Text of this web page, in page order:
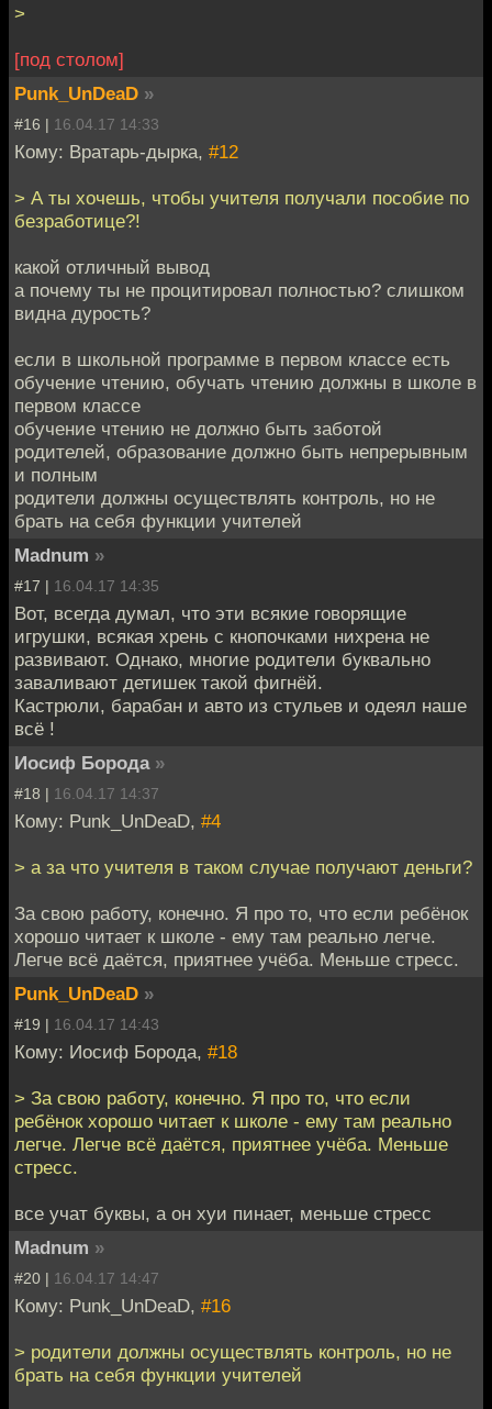
>
[под столом]
Punk_UnDeaD »
#16 | 16.04.17 14:33
Кому: Вратарь-дырка, #12
> А ты хочешь, чтобы учителя получали пособие по
безработице?!
какой отличный вывод
а почему ты не процитировал полностью? слишком
видна дурость?
если в школьной программе в первом классе есть
обучение чтению, обучать чтению должны в школе в
первом классе
обучение чтению не должно быть заботой
родителей, образование должно быть непрерывным
и полным
родители должны осуществлять контроль, но не
брать на себя функции учителей
Madnum »
#17 | 16.04.17 14:35
Вот, всегда думал, что эти всякие говорящие
игрушки, всякая хрень с кнопочками нихрена не
развивают. Однако, многие родители буквально
заваливают детишек такой фигнёй.
Кастрюли, барабан и авто из стульев и одеял наше
всё !
Иосиф Борода »
#18 | 16.04.17 14:37
Кому: Punk_UnDeaD, #4
> а за что учителя в таком случае получают деньги?
За свою работу, конечно. Я про то, что если ребёнок
хорошо читает к школе - ему там реально легче.
Легче всё даётся, приятнее учёба. Меньше стресс.
Punk_UnDeaD »
#19 | 16.04.17 14:43
Кому: Иосиф Борода, #18
> За свою работу, конечно. Я про то, что если
ребёнок хорошо читает к школе - ему там реально
легче. Легче всё даётся, приятнее учёба. Меньше
стресс.
все учат буквы, а он хуи пинает, меньше стресс
Madnum »
#20 | 16.04.17 14:47
Кому: Punk_UnDeaD, #16
> родители должны осуществлять контроль, но не
брать на себя функции учителей